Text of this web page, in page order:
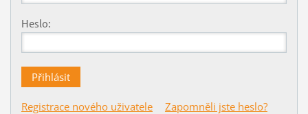
Heslo:
Registrace nového uživatele Zapomněli jste heslo?